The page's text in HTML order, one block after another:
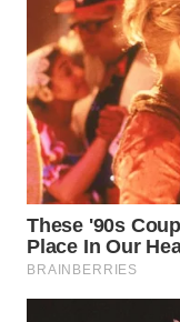
WN
SULSEL
WN
GORONTALO
SULUT
WN